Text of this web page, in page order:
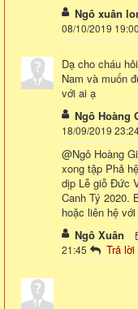
Ngô xuân
08/10/2019 19:00
Dạ cho cháu
Nam và muốn
với ai ạ
Ngô Hoàng
18/09/2019
@Ngô Hoàng
xong tập Phả
dịp Lễ giỗ Đức
Canh Tý 2020.
hoặc liên hệ
Ngô Xuân
21:45
Trả lời